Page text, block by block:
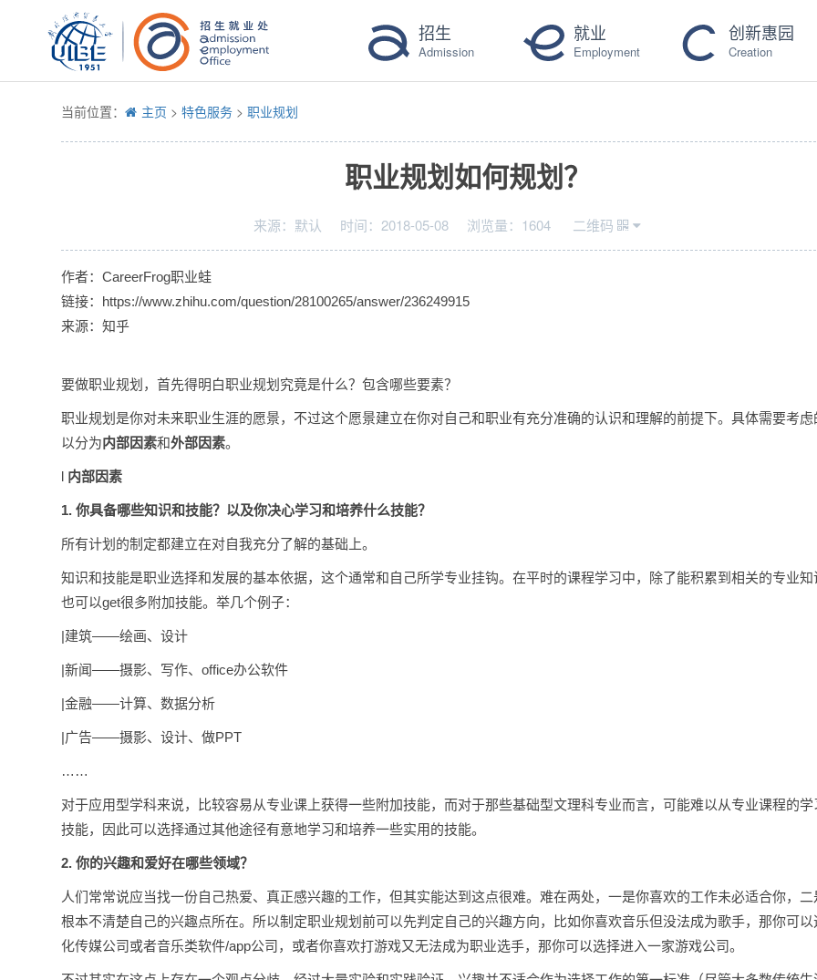
招生
Admission
就业
Employment
创新惠园
Creation
当前位置： 主页 > 特色服务 > 职业规划
职业规划如何规划？
来源： 默认 时间： 2018-05-08 浏览量： 1604 二维码
作者：CareerFrog职业蛙
链接：https://www.zhihu.com/question/28100265/answer/236249915
来源：知乎
要做职业规划，首先得明白职业规划究竟是什么？包含哪些要素？
职业规划是你对未来职业生涯的愿景，不过这个愿景建立在你对自己和职业有充分准确的认识和理解的前提下。具体需要考虑
以分为内部因素和外部因素。
l 内部因素
1. 你具备哪些知识和技能？以及你决心学习和培养什么技能？
所有计划的制定都建立在对自我充分了解的基础上。
知识和技能是职业选择和发展的基本依据，这个通常和自己所学专业挂钩。在平时的课程学习中，除了能积累到相关的专业知
也可以get很多附加技能。举几个例子：
|建筑——绘画、设计
|新闻——摄影、写作、office办公软件
|金融——计算、数据分析
|广告——摄影、设计、做PPT
……
对于应用型学科来说，比较容易从专业课上获得一些附加技能，而对于那些基础型文理科专业而言，可能难以从专业课程的学
技能，因此可以选择通过其他途径有意地学习和培养一些实用的技能。
2. 你的兴趣和爱好在哪些领域？
人们常常说应当找一份自己热爱、真正感兴趣的工作，但其实能达到这点很难。难在两处，一是你喜欢的工作未必适合你，
根本不清楚自己的兴趣点所在。所以制定职业规划前可以先判定自己的兴趣方向，比如你喜欢音乐但没法成为歌手，那你可以
化传媒公司或者音乐类软件/app公司，或者你喜欢打游戏又无法成为职业选手，那你可以选择进入一家游戏公司。